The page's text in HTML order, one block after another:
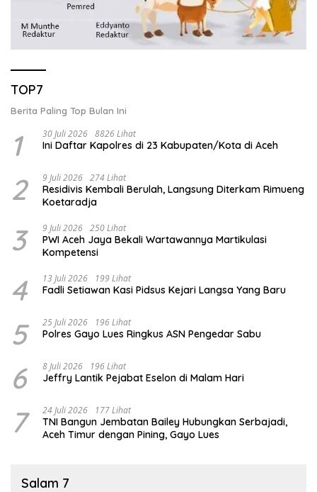
TOP7
Berita Paling Top Bulan Ini
1 30 Juli 2026 8826 Lihat
Ini Daftar Kapolres di 23 Kabupaten/Kota di Aceh
2 9 Juli 2026 274 Lihat
Residivis Kembali Berulah, Langsung Diterkam Rimueng
Koetaradja
3 9 Juli 2026 250 Lihat
PWI Aceh Jaya Bekali Wartawannya Martikulasi
Kompetensi
4 13 Juli 2026 199 Lihat
Fadli Setiawan Kasi Pidsus Kejari Langsa Yang Baru
5 25 Juli 2026 196 Lihat
Polres Gayo Lues Ringkus ASN Pengedar Sabu
6 8 Juli 2026 196 Lihat
Jeffry Lantik Pejabat Eselon di Malam Hari
7 24 Juli 2026 177 Lihat
TNI Bangun Jembatan Bailey Hubungkan Serbajadi,
Aceh Timur dengan Pining, Gayo Lues
Salam 7